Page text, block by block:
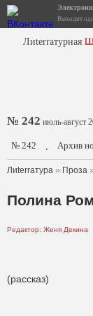
Выходит
Лиterraтурная
№ 242 июль-август
№ 242 . Архив
Лиterraтура » Проза
Полина
Редактор: Женя Декина
(рассказ)